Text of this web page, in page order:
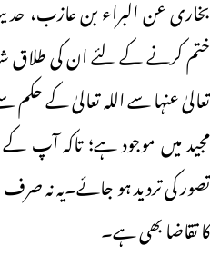
ختم کرنے کے لئے ان کی طلاق
تعالیٰ عنہا سے اللہ تعالیٰ کے حکم
مجید میں موجود ہے؛ تاکہ
تصور کی تردید ہو جائے۔یہ نہ
کا تقاضا بھی ہے۔